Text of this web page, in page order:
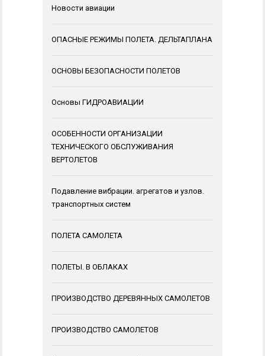
Новости авиации
ОПАСНЫЕ РЕЖИМЫ ПОЛЕТА. ДЕЛЬТАПЛАНА
ОСНОВЫ БЕЗОПАСНОСТИ ПОЛЕТОВ
Основы ГИДРОАВИАЦИИ
ОСОБЕННОСТИ ОРГАНИЗАЦИИ
ТЕХНИЧЕСКОГО ОБСЛУЖИВАНИЯ
ВЕРТОЛЕТОВ
Подавление вибрации. агрегатов и узлов.
транспортных систем
ПОЛЕТА САМОЛЕТА
ПОЛЕТЫ. В ОБЛАКАХ
ПРОИЗВОДСТВО ДЕРЕВЯННЫХ САМОЛЕТОВ
ПРОИЗВОДСТВО САМОЛЕТОВ